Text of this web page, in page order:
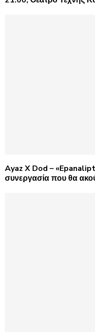
Ayaz X Dod –
συνεργασία που θα